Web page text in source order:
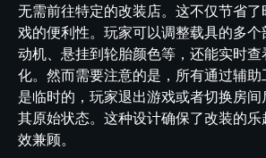
无需前往特定的改装店。这不仅节省
戏的便利性。玩家可以调整载具的多
动机、悬挂到轮胎颜色等，还能实时
化。然而需要注意的是，所有通过辅
是临时的，玩家退出游戏或者切换房间
其原始状态。这种设计确保了改装的
效兼顾。